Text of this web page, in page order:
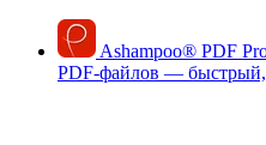
Ashampoo® PDF
PDF-файлов —